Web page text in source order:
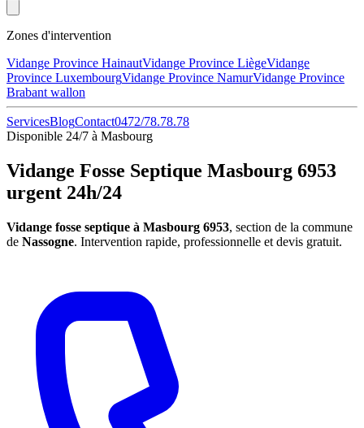
Zones d'intervention
Vidange Province HainautVidange Province LiègeVidange
Province LuxembourgVidange Province NamurVidange Province
Brabant wallon
ServicesBlogContact0472/78.78.78
Disponible 24/7 à Masbourg
Vidange Fosse Septique Masbourg 6953
urgent 24h/24
Vidange fosse septique à Masbourg 6953, section de la commune
de Nassogne. Intervention rapide, professionnelle et devis gratuit.